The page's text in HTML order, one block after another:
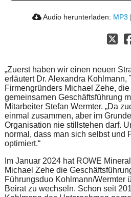
Audio herunterladen: MP3 |
„Zuerst haben wir einen neuen
erläutert Dr. Alexandra Kohlmann,
Firmengründers Michael Zehe,
gemeinsamen Geschäftsführung
Mitarbeiter Stefan Wermter. „Da
einmal zusammen, aber im
Organisation nie stillstehen darf.
normal, dass man sich selbst und
optimiert.“
Im Januar 2024 hat ROWE
Michael Zehe die
Führungsduo Kohlmann/Wermter
Beirat zu wechseln. Schon seit